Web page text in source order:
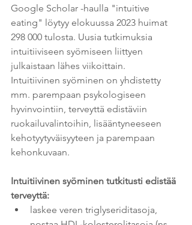
Google Scholar -haulla "intuitive
eating" löytyy elokuussa 2023 huimat
298 000 tulosta. Uusia tutkimuksia
intuitiiviseen syömiseen liittyen
julkaistaan lähes viikoittain.
Intuitiivinen syöminen on yhdistetty
mm. parempaan psykologiseen
hyvinvointiin, terveyttä edistäviin
ruokailuvalintoihin, lisääntyneeseen
kehotyytyväisyyteen ja parempaan
kehonkuvaan.
Intuitiivinen syöminen tutkitusti edistää
terveyttä:
laskee veren triglyseriditasoja,